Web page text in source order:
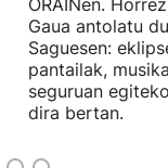
ORAINen.
Gaua antolatu
Saguesen:
pantailak,
seguruan
dira bertan.